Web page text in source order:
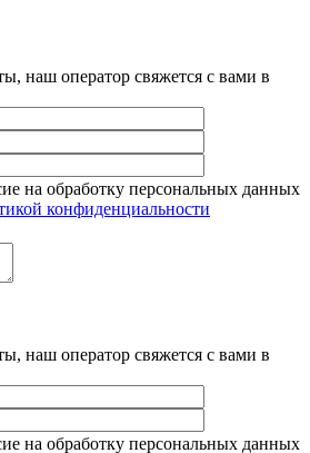
наш оператор свяжется с вами в
на обработку персональных данных
конфиденциальности
наш оператор свяжется с вами в
на обработку персональных данных